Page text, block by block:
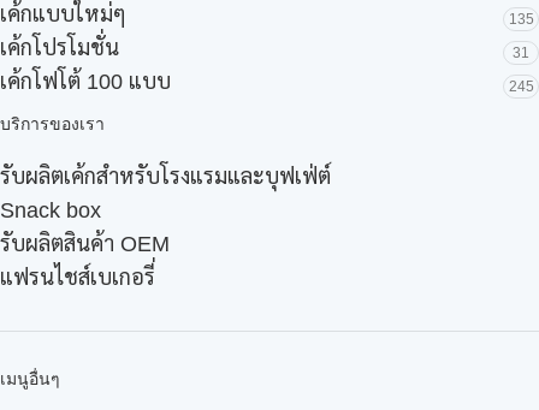
เค้กแบบใหม่ๆ 135
เค้กโปรโมชั่น 31
เค้กโฟโต้ 100 แบบ 245
บริการของเรา
รับผลิตเค้กสำหรับโรงแรมและบุฟเฟ่ต์
Snack box
รับผลิตสินค้า OEM
แฟรนไชส์เบเกอรี่
เมนูอื่นๆ